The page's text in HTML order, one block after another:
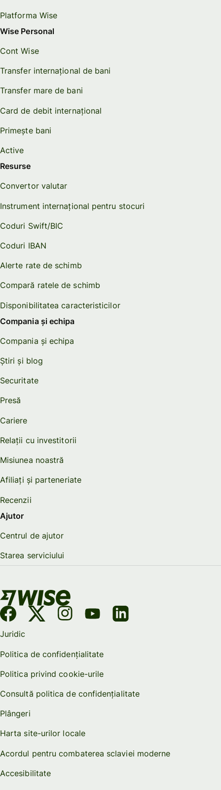
Platforma Wise
Wise Personal
Cont Wise
Transfer internațional de bani
Transfer mare de bani
Card de debit internațional
Primește bani
Active
Resurse
Convertor valutar
Instrument internațional pentru stocuri
Coduri Swift/BIC
Coduri IBAN
Alerte rate de schimb
Compară ratele de schimb
Disponibilitatea caracteristicilor
Compania și echipa
Compania și echipa
Știri și blog
Securitate
Presă
Cariere
Relații cu investitorii
Misiunea noastră
Afiliați și parteneriate
Recenzii
Ajutor
Centrul de ajutor
Starea serviciului
Juridic
Politica de confidențialitate
Politica privind cookie-urile
Consultă politica de confidențialitate
Plângeri
Harta site-urilor locale
Acordul pentru combaterea sclaviei moderne
Accesibilitate